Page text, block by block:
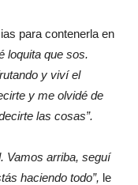
para contenerla en
loquita que sos.
y viví el
y me olvidé de
las cosas”.
Vamos arriba, seguí
haciendo todo”, le